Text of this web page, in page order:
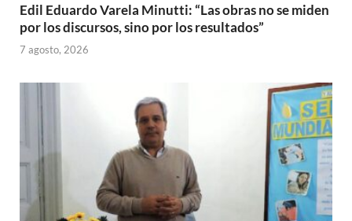
Edil Eduardo Varela Minutti: “Las obras no se miden
por los discursos, sino por los resultados”
7 agosto, 2026